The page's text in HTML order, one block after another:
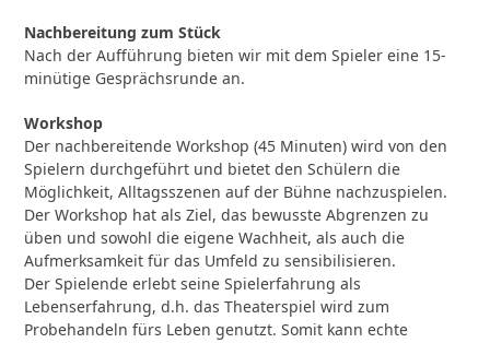
Nachbereitung zum Stück
Nach der Aufführung bieten wir mit dem Spieler eine 15-
minütige Gesprächsrunde an.
Workshop
Der nachbereitende Workshop (45 Minuten) wird von den
Spielern durchgeführt und bietet den Schülern die
Möglichkeit, Alltagsszenen auf der Bühne nachzuspielen.
Der Workshop hat als Ziel, das bewusste Abgrenzen zu
üben und sowohl die eigene Wachheit, als auch die
Aufmerksamkeit für das Umfeld zu sensibilisieren.
Der Spielende erlebt seine Spielerfahrung als
Lebenserfahrung, d.h. das Theaterspiel wird zum
Probehandeln fürs Leben genutzt. Somit kann echte